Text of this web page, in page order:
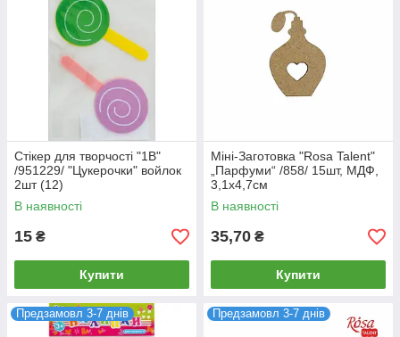
Стікер для творчості "1В"
/951229/ "Цукерочки" войлок
2шт (12)
В наявності
15 ₴
Купити
Міні-Заготовка "Rosa Talent"
„Парфуми“ /858/ 15шт, МДФ,
3,1х4,7см
В наявності
35,70 ₴
Купити
Предзамовл 3-7 днів Предзамовл 3-7 днів